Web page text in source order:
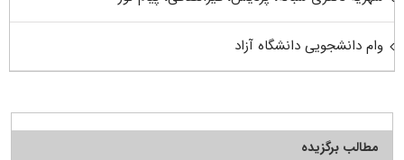
وام دانشجویی دانشگاه آزاد
مطالب برگزیده